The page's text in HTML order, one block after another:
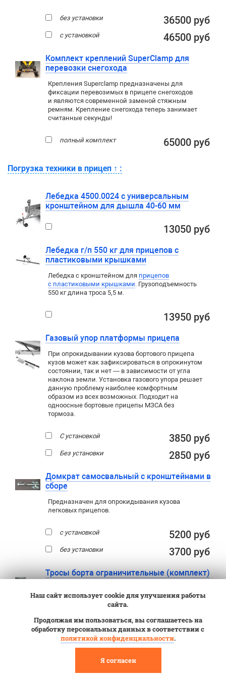
без установки 36500 руб
с установкой 46500 руб
Комплект креплений SuperClamp для
перевозки снегохода
Крепления Superclamp предназначены для
фиксации перевозимых в прицепе снегоходов
и являются современной заменой стяжным
ремням. Крепление снегохода теперь занимает
считанные секунды!
полный комплект 65000 руб
Погрузка техники в прицеп ↑ :
Лебедка 4500.0024 с универсальным
кронштейном для дышла 40-60 мм
13050 руб
Лебедка г/п 550 кг для прицепов с
пластиковыми крышками
Лебедка c кронштейном для прицепов
с пластиковыми крышками. Грузоподъемность
550 кг длина троса 5,5 м.
13950 руб
Газовый упор платформы прицепа
При опрокидывании кузова бортового прицепа
кузов может как зафиксироваться в опрокинутом
состоянии, так и нет — в зависимости от угла
наклона земли. Установка газового упора решает
данную проблему наиболее комфортным
образом из всех возможных. Подходит на
одноосные бортовые прицепы МЗСА без
тормоза.
С установкой 3850 руб
Без установки 2850 руб
Домкрат самосвальный с кронштейнами в
сборе
Предназначен для опрокидывания кузова
легковых прицепов.
с установкой 5200 руб
без установки 3700 руб
Тросы борта ограничительные (комплект)
МЗСА (2 шт) с карабинами и крепежом.
с карабином 6 мм 1500 руб
Аппарели (трапы) МЗСА 400 кг 1,5 м
Наш сайт использует cookie для улучшения работы
сайта.
Продолжая им пользоваться, вы соглашаетесь на
обработку персональных данных в соответствии с
политикой конфиденциальности.
Я согласен